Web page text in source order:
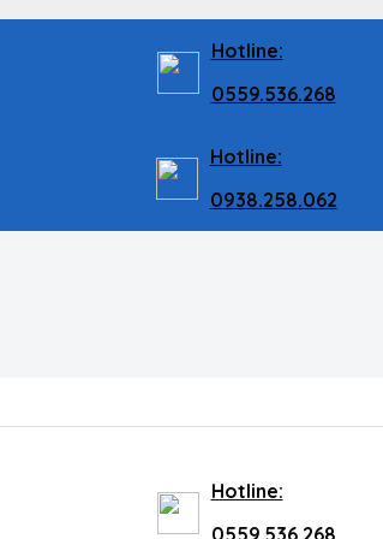
Hotline:
0559.536.268
Hotline:
0938.258.062
Hotline:
0559.536.268